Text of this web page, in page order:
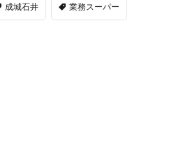
成城石井 業務スーパー